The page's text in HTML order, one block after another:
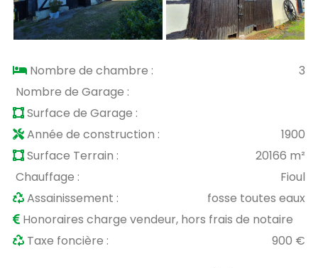
Nombre de chambre :
3
Nombre de Garage :
Surface de Garage :
Année de construction :
1900
Surface Terrain :
20166 m²
Chauffage :
Fioul
Assainissement :
fosse toutes eaux
Honoraires charge vendeur, hors frais de notaire
Taxe foncière :
900 €